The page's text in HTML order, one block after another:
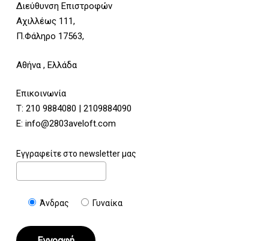
Διεύθυνση Επιστροφών
Αχιλλέως 111,
Π.Φάληρο 17563,
Αθήνα , Ελλάδα
Επικοινωνία
Τ: 210 9884080 | 2109884090
E: info@2803aveloft.com
Εγγραφείτε στο newsletter μας
Άνδρας Γυναίκα